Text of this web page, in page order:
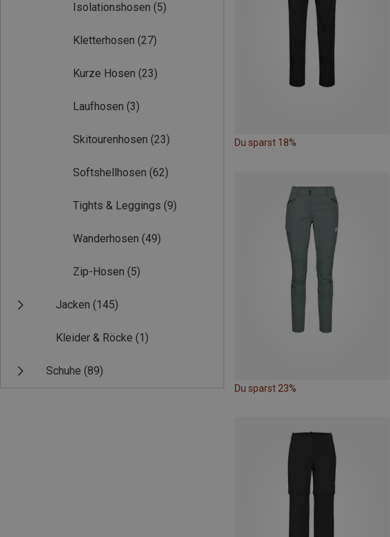
Isolationshosen (5)
Kletterhosen (27)
Kurze Hosen (23)
Laufhosen (3)
Skitourenhosen (23)
Softshellhosen (62)
Tights & Leggings (9)
Wanderhosen (49)
Zip-Hosen (5)
Jacken (145)
Kleider & Röcke (1)
Schuhe (89)
Du sparst 18%
Du sparst 23%